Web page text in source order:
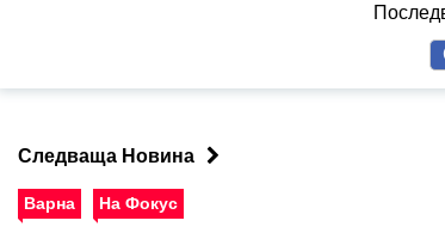
Следваща Новина
Варна На Фокус